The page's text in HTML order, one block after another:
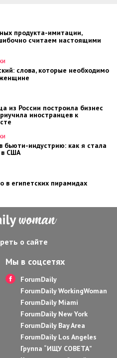
продукта-имитации,
считаем настоящими
слова, которые необходимо
бьюти-индустрию: как я стала
в США
из России построила бизнес
иностранцев к
в египетских пирамидах
о сайте
Мы в соцсетях
ForumDaily
ForumDaily WorkingWoman
ForumDaily Miami
ForumDaily New York
ForumDaily Bay Area
ForumDaily Los Angeles
Группа “ИЩУ СОВЕТА”